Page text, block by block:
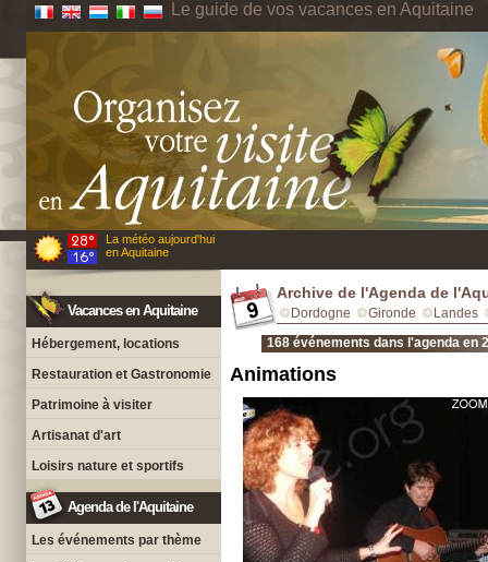
Le guide de vos vacances en Aquitaine
La météo aujourd'hui
en Aquitaine
Vacances en Aquitaine
Hébergement, locations
Restauration et Gastronomie
Patrimoine à visiter
Artisanat d'art
Loisirs nature et sportifs
Agenda de l'Aquitaine
Les événements par thème
Archive de l'Agenda de
Dordogne Gironde
Landes
168 événements dans l'agenda en
Animations